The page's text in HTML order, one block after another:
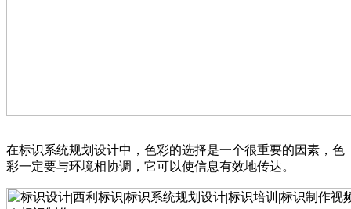
在标识系统规划设计中，色彩的选择是一个很重要的因素，色
彩一定要与环境相协调，它可以使信息有效地传达。